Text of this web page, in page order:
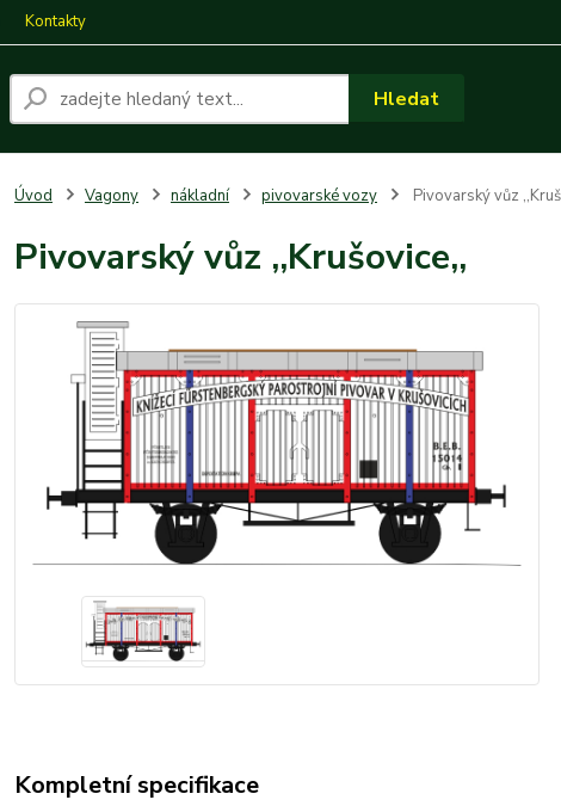
Kontakty
Hledat
Úvod Vagony nákladní pivovarské vozy Pivovarský vůz
Pivovarský vůz ,,Krušovice,,
Kompletní specifikace